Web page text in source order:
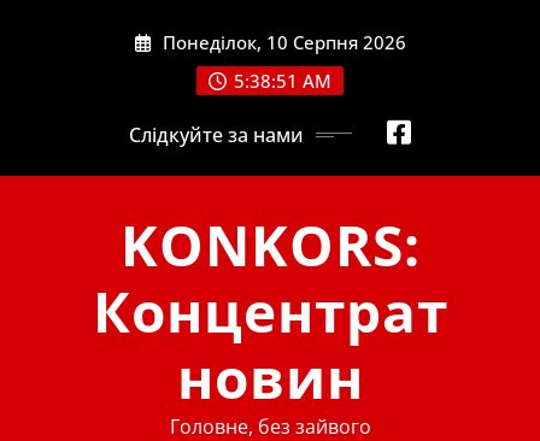
Понеділок, 10 Серпня 2026
5:38:52 AM
Слідкуйте за нами
KONKORS:
Концентрат
новин
Головне, без зайвого